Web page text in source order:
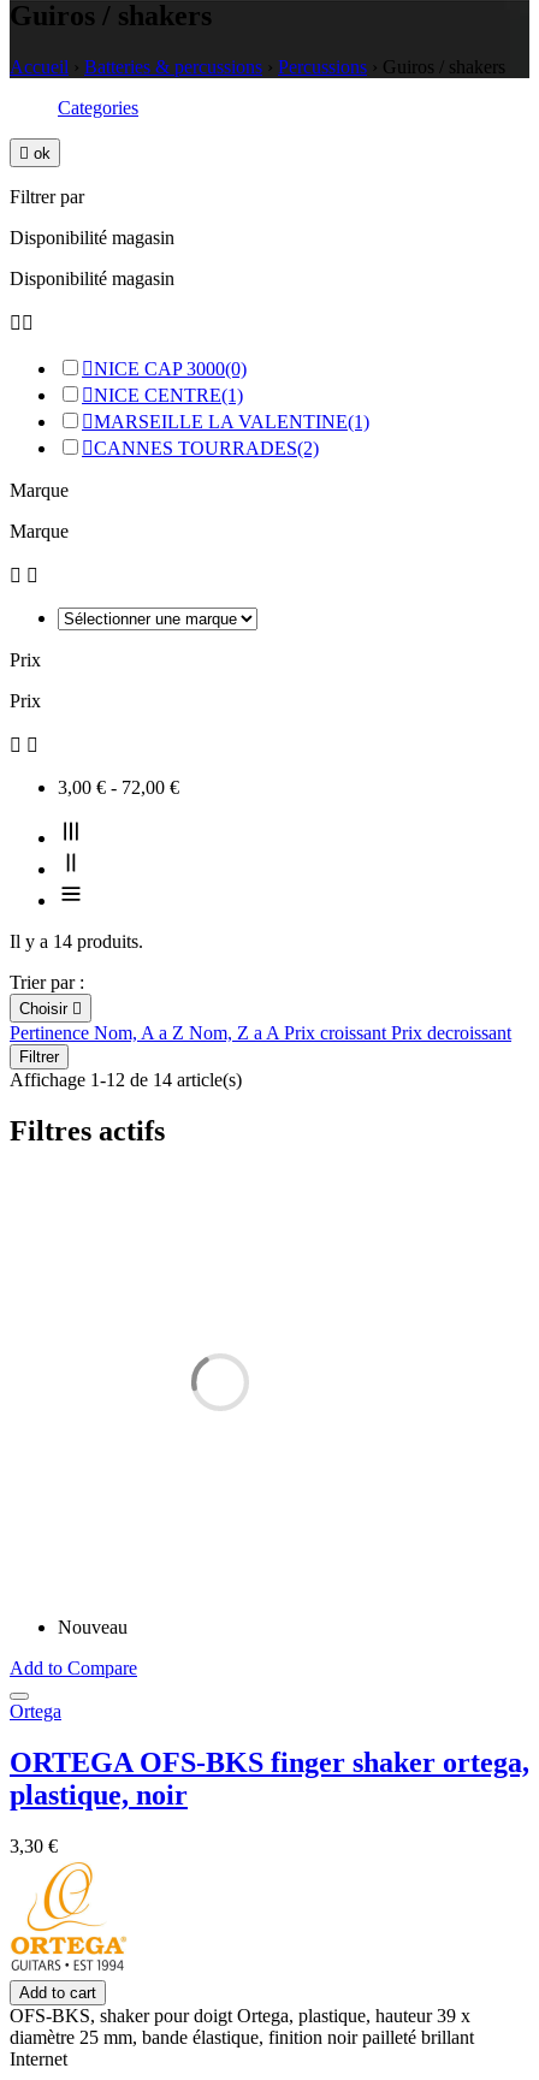
Guiros / shakers
Accueil › Batteries & percussions › Percussions › Guiros / shakers
Categories
 ok
Filtrer par
Disponibilité magasin
Disponibilité magasin
 
NICE CAP 3000(0)
NICE CENTRE(1)
MARSEILLE LA VALENTINE(1)
CANNES TOURRADES(2)
Marque
Marque
 
Prix
Prix
 
3,00 € - 72,00 €
Il y a 14 produits.
Trier par :
Choisir 
Pertinence Nom, A a Z Nom, Z a A Prix croissant Prix decroissant
Filtrer
Affichage 1-12 de 14 article(s)
Filtres actifs
Nouveau
Add to Compare
Ortega
ORTEGA OFS-BKS finger shaker ortega,
plastique, noir
3,30 €
Add to cart
OFS-BKS, shaker pour doigt Ortega, plastique, hauteur 39 x
diamètre 25 mm, bande élastique, finition noir pailleté brillant
Internet